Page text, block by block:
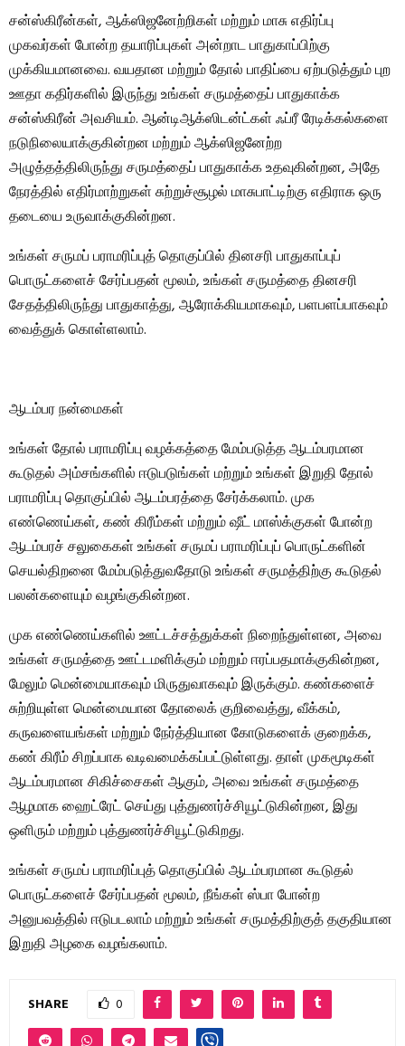
சன்ஸ்கிரீன்கள், ஆக்ஸிஜனேற்றிகள் மற்றும் மாசு எதிர்ப்பு
முகவர்கள் போன்ற தயாரிப்புகள் அன்றாட பாதுகாப்பிற்கு
முக்கியமானவை. வயதான மற்றும் தோல் பாதிப்பை ஏற்படுத்தும் புற
ஊதா கதிர்களில் இருந்து உங்கள் சருமத்தைப் பாதுகாக்க
சன்ஸ்கிரீன் அவசியம். ஆன்டிஆக்ஸிடன்ட்கள் ஃப்ரீ ரேடிக்கல்களை
நடுநிலையாக்குகின்றன மற்றும் ஆக்ஸிஜனேற்ற
அழுத்தத்திலிருந்து சருமத்தைப் பாதுகாக்க உதவுகின்றன, அதே
நேரத்தில் எதிர்மாற்றுகள் சுற்றுச்சூழல் மாசுபாட்டிற்கு எதிராக ஒரு
தடையை உருவாக்குகின்றன.
உங்கள் சருமப் பராமரிப்புத் தொகுப்பில் தினசரி பாதுகாப்புப்
பொருட்களைச் சேர்ப்பதன் மூலம், உங்கள் சருமத்தை தினசரி
சேதத்திலிருந்து பாதுகாத்து, ஆரோக்கியமாகவும், பளபளப்பாகவும்
வைத்துக் கொள்ளலாம்.
ஆடம்பர நன்மைகள்
உங்கள் தோல் பராமரிப்பு வழக்கத்தை மேம்படுத்த ஆடம்பரமான
கூடுதல் அம்சங்களில் ஈடுபடுங்கள் மற்றும் உங்கள் இறுதி தோல்
பராமரிப்பு தொகுப்பில் ஆடம்பரத்தை சேர்க்கலாம். முக
எண்ணெய்கள், கண் கிரீம்கள் மற்றும் ஷீட் மாஸ்க்குகள் போன்ற
ஆடம்பரச் சலுகைகள் உங்கள் சருமப் பராமரிப்புப் பொருட்களின்
செயல்திறனை மேம்படுத்துவதோடு உங்கள் சருமத்திற்கு கூடுதல்
பலன்களையும் வழங்குகின்றன.
முக எண்ணெய்களில் ஊட்டச்சத்துக்கள் நிறைந்துள்ளன, அவை
உங்கள் சருமத்தை ஊட்டமளிக்கும் மற்றும் ஈரப்பதமாக்குகின்றன,
மேலும் மென்மையாகவும் மிருதுவாகவும் இருக்கும். கண்களைச்
சுற்றியுள்ள மென்மையான தோலைக் குறிவைத்து, வீக்கம்,
கருவளையங்கள் மற்றும் நேர்த்தியான கோடுகளைக் குறைக்க,
கண் கிரீம் சிறப்பாக வடிவமைக்கப்பட்டுள்ளது. தாள் முகமூடிகள்
ஆடம்பரமான சிகிச்சைகள் ஆகும், அவை உங்கள் சருமத்தை
ஆழமாக ஹைட்ரேட் செய்து புத்துணர்ச்சியூட்டுகின்றன, இது
ஒளிரும் மற்றும் புத்துணர்ச்சியூட்டுகிறது.
உங்கள் சருமப் பராமரிப்புத் தொகுப்பில் ஆடம்பரமான கூடுதல்
பொருட்களைச் சேர்ப்பதன் மூலம், நீங்கள் ஸ்பா போன்ற
அனுபவத்தில் ஈடுபடலாம் மற்றும் உங்கள் சருமத்திற்குத் தகுதியான
இறுதி அழகை வழங்கலாம்.
SHARE 0